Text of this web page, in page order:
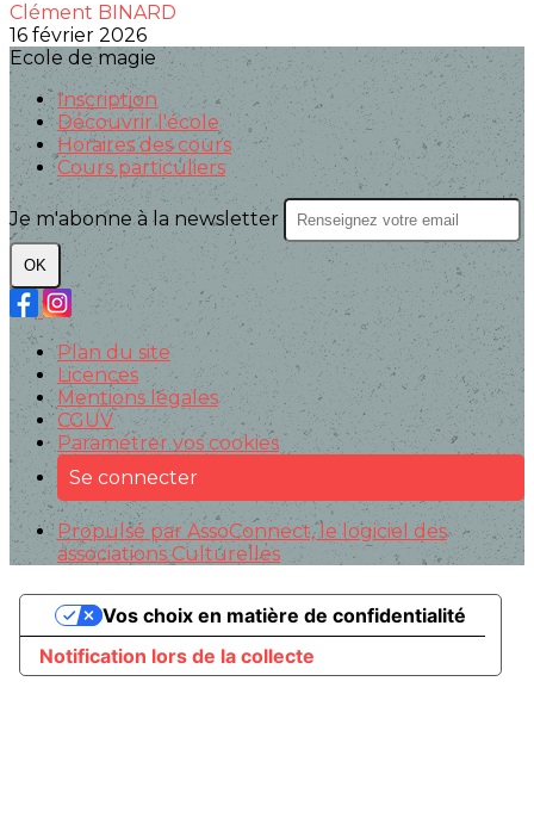
Clément BINARD
16 février 2026
Ecole de magie
Inscription
Découvrir l'école
Horaires des cours
Cours particuliers
Je m'abonne à la newsletter
OK
Plan du site
Licences
Mentions légales
CGUV
Paramétrer vos cookies
Se connecter
Propulsé par AssoConnect, le logiciel des
associations Culturelles
Notification lors de la collecte
Vos choix en matière de confidentialité